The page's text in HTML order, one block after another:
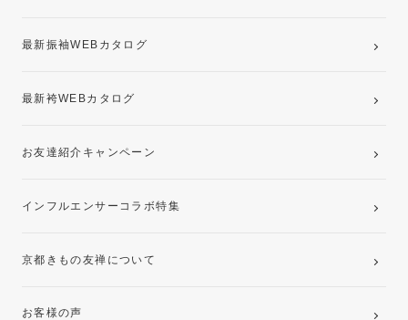
最新振袖WEBカタログ
最新袴WEBカタログ
お友達紹介キャンペーン
インフルエンサーコラボ特集
京都きもの友禅について
お客様の声